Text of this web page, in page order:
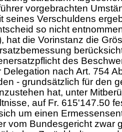
vorgebrachten
seines Verschuldens
so nicht
hat die Vorinstanz die
des
Delegation nach Art. 754
- grundsätzlich für den
hat, unter
auf Fr. 615'147.50
um einen
vom Bundesgericht zwar